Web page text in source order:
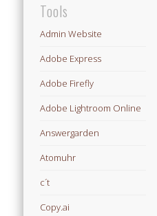
Tools
Admin Website
Adobe Express
Adobe Firefly
Adobe Lightroom Online
Answergarden
Atomuhr
c´t
Copy.ai